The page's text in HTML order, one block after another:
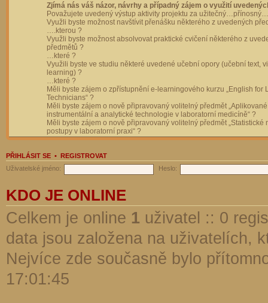
Zjímá nás váš názor, návrhy a případný zájem o využití
Považujete uvedený výstup aktivity projektu za
Využli byste možnost navštívit přenášku některého z uvedených
….kterou ?
Využli byste možnost absolvovat praktické cvičení některého z
předmětů ?
…které ?
Využili byste ve studiu některé uvedené učební opory (učební text,
learning) ?
…které ?
Měli byste zájem o zpřístupnění e-learningového kurzu „English for
Technicians“ ?
Měli byste zájem o nově připravovaný volitelný předmět „Aplikované
instrumentální a analytické technologie v laboratorní medicíně“ ?
Měli byste zájem o nově připravovaný volitelný předmět „Statistické
postupy v laboratorní praxi“ ?
PŘIHLÁSIT SE • REGISTROVAT
Uživatelské jméno:
Heslo:
KDO JE ONLINE
Celkem je online 1 uživatel :: 0
data jsou založena na uživatelích,
Nejvíce zde současně bylo
17:01:45